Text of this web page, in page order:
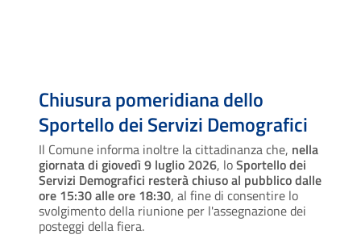
Chiusura pomeridiana dello
Sportello dei Servizi Demografici
Il Comune informa inoltre la cittadinanza che, nella
giornata di giovedì 9 luglio 2026, loSportello dei
Servizi Demografici resterà chiuso al pubblico dalle
ore 15:30 alle ore 18:30, al fine di consentire lo
svolgimento della riunione per l'assegnazione dei
posteggi della fiera.